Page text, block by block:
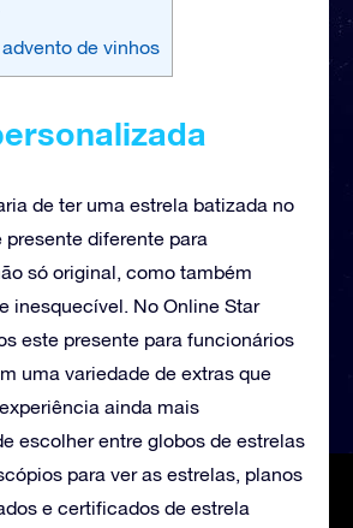
de vinhos
de ter uma estrela batizada no
presente diferente para
só original, como também
inesquecível. No Online Star
este presente para funcionários
uma variedade de extras que
ainda mais
escolher entre globos de estrelas
para ver as estrelas, planos
e certificados de estrela